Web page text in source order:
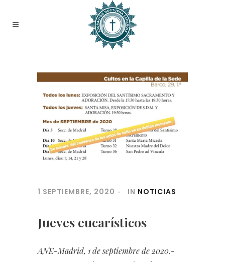
1 SEPTIEMBRE, 2020 IN NOTICIAS
Jueves eucarísticos
ANE-Madrid, 1 de septiembre de 2020.-